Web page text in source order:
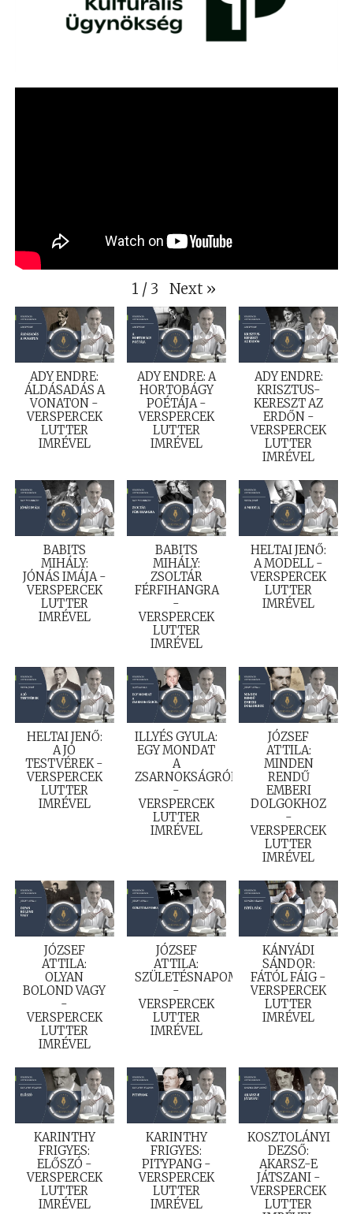
1 / 3 Next »
ADY ENDRE:
ÁLDÁSADÁS A
VONATON -
VERSPERCEK
LUTTER
IMRÉVEL
ADY ENDRE: A
HORTOBÁGY
POÉTÁJA -
VERSPERCEK
LUTTER
IMRÉVEL
ADY ENDRE:
KRISZTUS-
KERESZT AZ
ERDŐN -
VERSPERCEK
LUTTER
IMRÉVEL
BABITS
MIHÁLY:
JÓNÁS IMÁJA -
VERSPERCEK
LUTTER
IMRÉVEL
BABITS
MIHÁLY:
ZSOLTÁR
FÉRFIHANGRA
-
VERSPERCEK
LUTTER
IMRÉVEL
HELTAI JENŐ:
A MODELL -
VERSPERCEK
LUTTER
IMRÉVEL
HELTAI JENŐ:
A JÓ
TESTVÉREK -
VERSPERCEK
LUTTER
IMRÉVEL
ILLYÉS GYULA:
EGY MONDAT
A
ZSARNOKSÁGRÓL
-
VERSPERCEK
LUTTER
IMRÉVEL
JÓZSEF
ATTILA:
MINDEN
RENDŰ
EMBERI
DOLGOKHOZ
-
VERSPERCEK
LUTTER
IMRÉVEL
JÓZSEF
ATTILA:
OLYAN
BOLOND VAGY
-
VERSPERCEK
LUTTER
IMRÉVEL
JÓZSEF
ATTILA:
SZÜLETÉSNAPOMRA
-
VERSPERCEK
LUTTER
IMRÉVEL
KÁNYÁDI
SÁNDOR:
FÁTÓL FÁIG -
VERSPERCEK
LUTTER
IMRÉVEL
KARINTHY
FRIGYES:
ELŐSZÓ -
VERSPERCEK
LUTTER
IMRÉVEL
KARINTHY
FRIGYES:
PITYPANG -
VERSPERCEK
LUTTER
IMRÉVEL
KOSZTOLÁNYI
DEZSŐ:
AKARSZ-E
JÁTSZANI -
VERSPERCEK
LUTTER